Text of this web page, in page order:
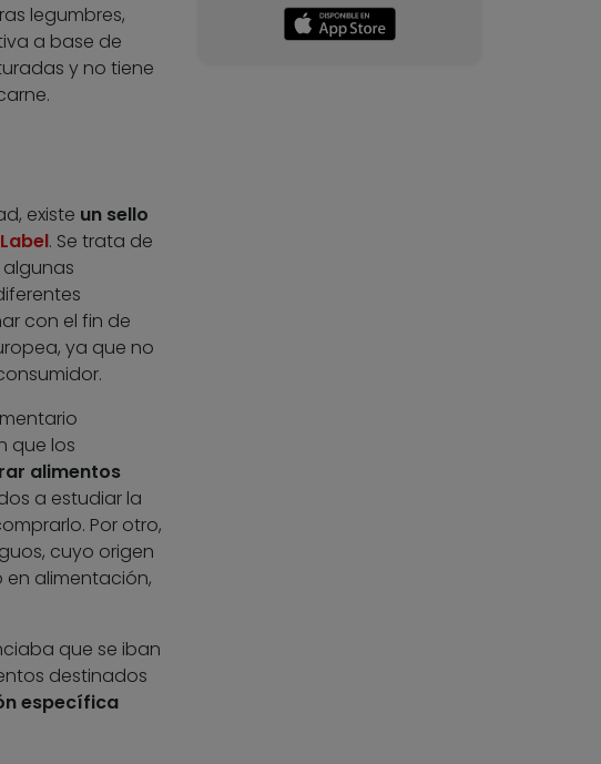
legumbres,
a base de
y no tiene
existe un sello
. Se trata de
con el fin de
ya que no
que los
alimentos
a estudiar la
Por otro,
cuyo origen
en alimentación,
que se iban
destinados
específica